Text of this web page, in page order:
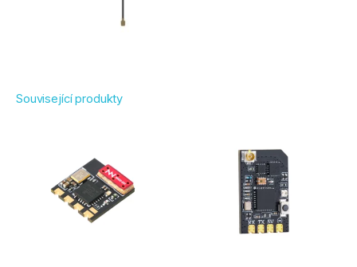
Související produkty
Možnosti